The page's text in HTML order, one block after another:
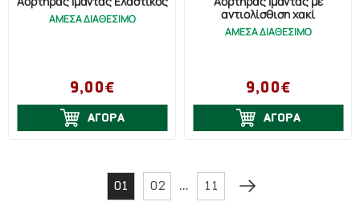
ΑΜΕΣΑ ΔΙΑΘΕΣΙΜΟ
9,00€
ΑΓΟΡΑ
αντιολίσθιση χακί
ΑΜΕΣΑ ΔΙΑΘΕΣΙΜΟ
9,00€
ΑΓΟΡΑ
01 02 ... 11